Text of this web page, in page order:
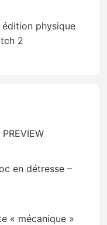
physique
2
en détresse –
« mécanique »